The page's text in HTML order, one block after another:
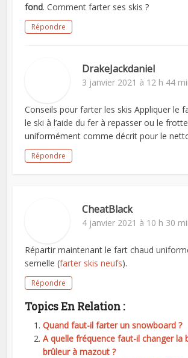
fond. Comment farter ses skis ?
Répondre
DrakeJackdaniel
3 janvier 2021 à 12 h 44
Conseils pour farter les skis Appliquer le
le ski à l’aide du fer à repasser ou le
uniformément comme décrit pour le
Répondre
CheatBlack
4 janvier 2021 à 10 h 30
Répartir maintenant le fart chaud
semelle (farter skis neufs).
Répondre
Topics En Relation :
Quand faut-il farter un snowboard ?
A quelle fréquence faut-il changer la
brûleur à mazout ?